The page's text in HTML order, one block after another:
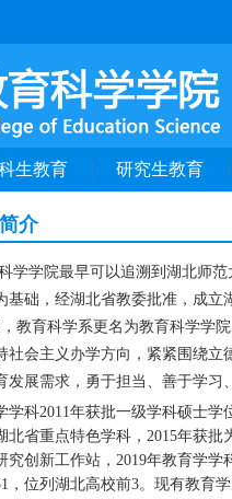
生教育 研究生教育
介
学学院最早可以追溯到湖北师
基础，经湖北省教委批准，成立
，教育科学系更名为教育科学学
社会主义办学方向，紧紧围绕立
发展需求，勇于担当、善于学习
学科2011年获批一级学科硕士学
北省重点特色学科，2015年获
究创新工作站，2019年教育学
，位列湖北高校前3。现有教育